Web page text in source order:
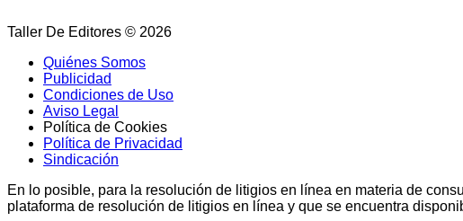
Taller De Editores © 2026
Quiénes Somos
Publicidad
Condiciones de Uso
Aviso Legal
Política de Cookies
Política de Privacidad
Sindicación
En lo posible, para la resolución de litigios en línea en materia de
plataforma de resolución de litigios en línea y que se encuentra